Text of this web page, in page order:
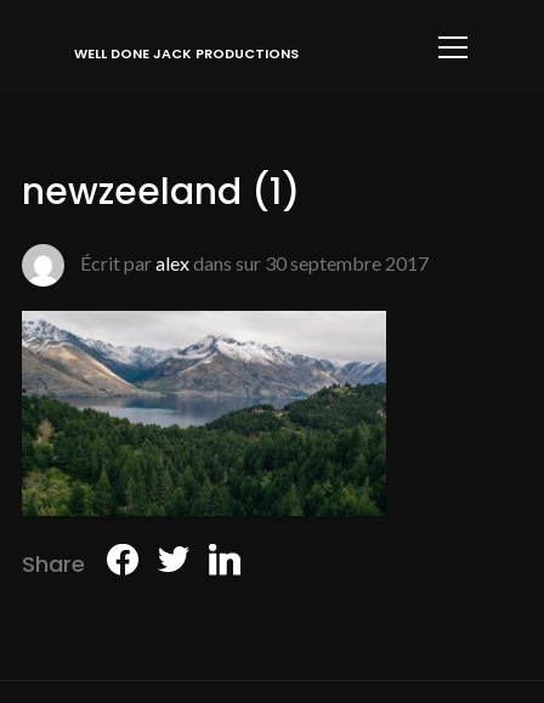
WELL DONE JACK PRODUCTIONS Info
newzeeland (1)
Écrit paralexdans sur 30 septembre 2017
Share